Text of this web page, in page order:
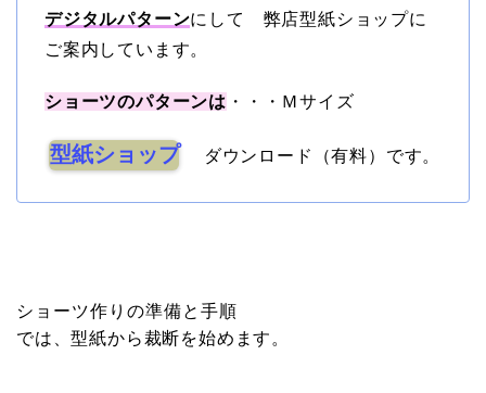
デジタルパターンにして 弊店型紙ショップに
ご案内しています。
ショーツのパターンは ・・・Ｍサイズ
型紙ショップ ダウンロード（有料）です。
ショーツ作りの準備と手順
では、型紙から裁断を始めます。